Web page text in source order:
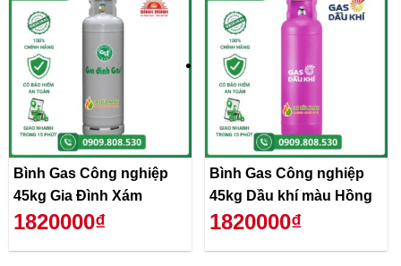
Bình Gas Công nghiệp
45kg Gia Đình Xám
1820000₫
Bình Gas Công nghiệp
45kg Dầu khí màu Hồng
1820000₫